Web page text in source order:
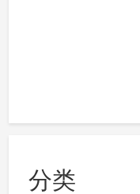
分类